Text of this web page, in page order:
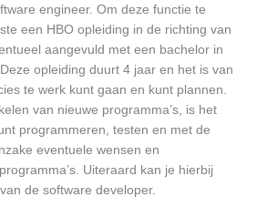
engineer. Om deze functie te
een HBO opleiding in de richting van
aangevuld met een bachelor in
opleiding duurt 4 jaar en het is van
te werk kunt gaan en kunt plannen.
van nieuwe programma’s, is het
programmeren, testen en met de
eventuele wensen en
Uiteraard kan je hierbij
de software developer.